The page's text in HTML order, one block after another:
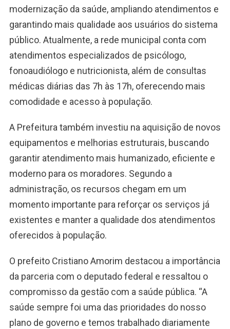
modernização da saúde, ampliando atendimentos e
garantindo mais qualidade aos usuários do sistema
público. Atualmente, a rede municipal conta com
atendimentos especializados de psicólogo,
fonoaudiólogo e nutricionista, além de consultas
médicas diárias das 7h às 17h, oferecendo mais
comodidade e acesso à população.
A Prefeitura também investiu na aquisição de novos
equipamentos e melhorias estruturais, buscando
garantir atendimento mais humanizado, eficiente e
moderno para os moradores. Segundo a
administração, os recursos chegam em um
momento importante para reforçar os serviços já
existentes e manter a qualidade dos atendimentos
oferecidos à população.
O prefeito Cristiano Amorim destacou a importância
da parceria com o deputado federal e ressaltou o
compromisso da gestão com a saúde pública. “A
saúde sempre foi uma das prioridades do nosso
plano de governo e temos trabalhado diariamente